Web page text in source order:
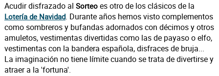
Acudir disfrazado al Sorteo es otro de los clásicos de la
Lotería de Navidad. Durante años hemos visto complementos
como sombreros y bufandas adornados con décimos y otros
amuletos, vestimentas divertidas como las de payaso o elfo,
vestimentas con la bandera española, disfraces de bruja...
La imaginación no tiene límite cuando se trata de divertirse y
atraer a la 'fortuna'.